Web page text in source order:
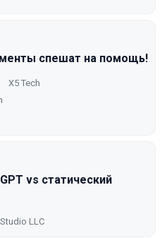
спешат на помощь!
X5 Tech
vs статический
LLC